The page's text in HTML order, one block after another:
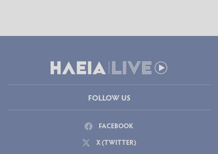
FOLLOW US
FACEBOOK
X (TWITTER)